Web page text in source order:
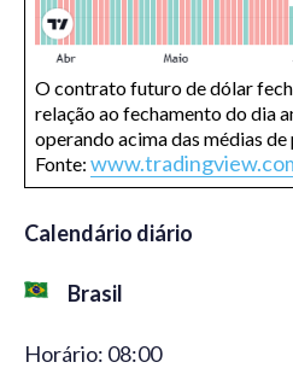
O contrato futuro de dólar
relação ao fechamento do dia
operando acima das médias
Fonte:
Calendário diário
Brasil
Horário: 08:00